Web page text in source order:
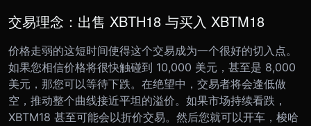
交易理念：出售 XBTH18 与买入 XBTM18
价格走弱的这短时间使得这个交易成为一个很好的切入点。
如果您相信价格将很快触碰到 10,000 美元，甚至是 8,000
美元，那您可以等待下跌。在绝望中，交易者将会逢低做
空，推动整个曲线接近平坦的溢价。如果市场持续看跌，
XBTM18 甚至可能会以折价交易。然后您就可以开车，梭哈